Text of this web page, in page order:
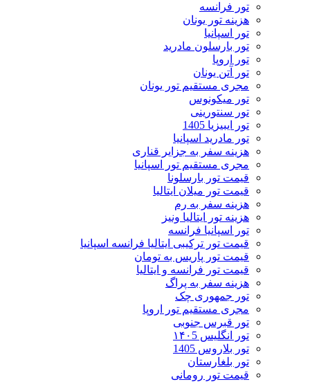
تور فرانسه
هزینه تور یونان
تور اسپانیا
تور بارسلون مادرید
تور اروپا
تور آتن یونان
مجری مستقیم تور یونان
تور میکونوس
تور سنتورینی
تور ایبیزیا 1405
تور مادرید اسپانیا
هزینه سفر به جزایر قناری
مجری مستقیم تور اسپانیا
قیمت تور بارسلونا
قیمت تور میلان ایتالیا
هزینه سفر به رم
هزینه تور ایتالیا ونیز
تور اسپانیا فرانسه
قیمت تور ترکیبی ایتالیا فرانسه اسپانیا
قیمت تور پاریس به تومان
قیمت تور فرانسه و ایتالیا
هزینه سفر به پراگ
تور جمهوری چک
مجری مستقیم تور اروپا
تور قبرس جنوبی
تور انگلیس ۱۴۰5
تور بلاروس 1405
تور بلغارستان
قیمت تور رومانی